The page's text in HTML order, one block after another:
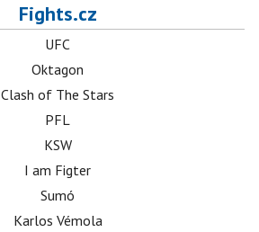
Fights.cz
UFC
Oktagon
Clash of The Stars
PFL
KSW
I am Figter
Sumó
Karlos Vémola